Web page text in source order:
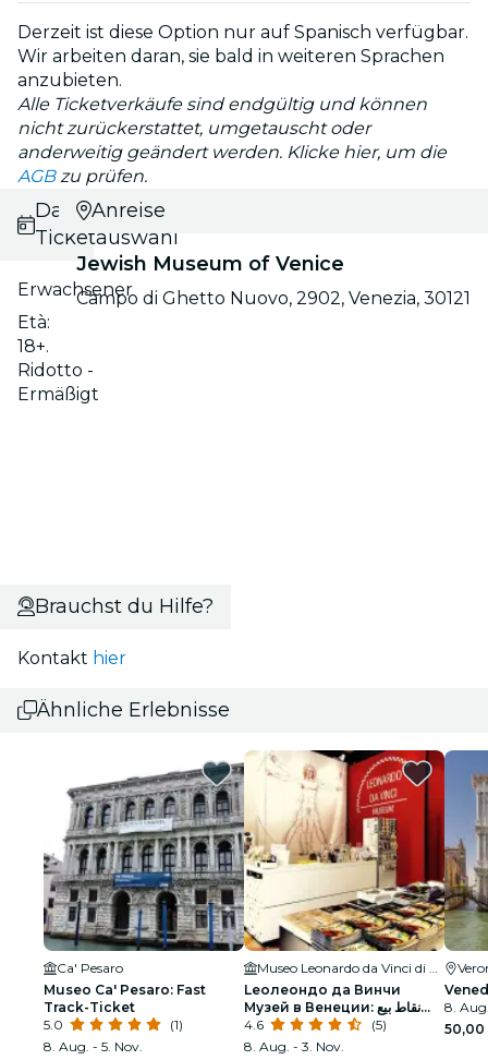
Derzeit ist diese Option nur auf Spanisch verfügbar.
Wir arbeiten daran, sie bald in weiteren Sprachen
anzubieten.
Alle Ticketverkäufe sind endgültig und können
nicht zurückerstattet, umgetauscht oder
anderweitig geändert werden. Klicke hier, um die
AGBzu prüfen.
Datums- und
Ticketauswahl
Erwachsener
Età:
18+.
Ridotto -
Ermäßigt
Anreise
Jewish Museum of Venice
Campo di Ghetto Nuovo, 2902, Venezia, 30121
Brauchst du Hilfe?
Kontakt hier
Ähnliche Erlebnisse
Ca' Pesaro
Museo Ca' Pesaro: Fast
Track-Ticket
5.0
(1)
8. Aug. - 5. Nov.
Leолеондо да Винчи
Музей в Венеции: نقاط بيع
التذاكر
4.6
(5)
8. Aug. - 3. Nov.
8.
50,00